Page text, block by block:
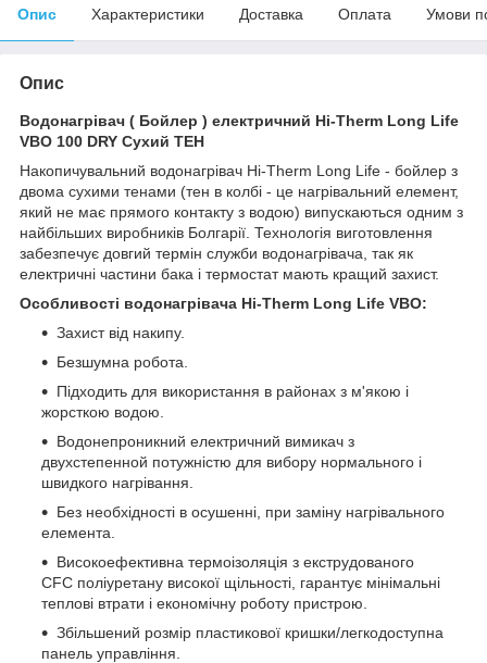
Опис Характеристики Доставка Оплата Умови
Опис
Водонагрівач ( Бойлер ) електричний Hi-Therm Long Life
VBO 100 DRY Сухий ТЕН
Накопичувальний водонагрівач Hi-Therm Long Life - бойлер з
двома сухими тенами (тен в колбі - це нагрівальний елемент,
який не має прямого контакту з водою) випускаються одним з
найбільших виробників Болгарії. Технологія виготовлення
забезпечує довгий термін служби водонагрівача, так як
електричні частини бака і термостат мають кращий захист.
Особливості водонагрівача Hi-Therm Long Life VBO:
Захист від накипу.
Безшумна робота.
Підходить для використання в районах з м'якою і
жорсткою водою.
Водонепроникний електричний вимикач з
двухстепенной потужністю для вибору нормального і
швидкого нагрівання.
Без необхідності в осушенні, при заміну нагрівального
елемента.
Високоефективна термоізоляція з екструдованого
CFC поліуретану високої щільності, гарантує мінімальні
теплові втрати і економічну роботу пристрою.
Збільшений розмір пластикової кришки/легкодоступна
панель управління.